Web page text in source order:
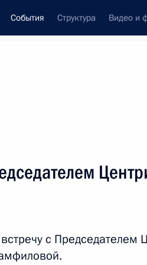
События Структура Видео и
населения (интервью
с Председателем